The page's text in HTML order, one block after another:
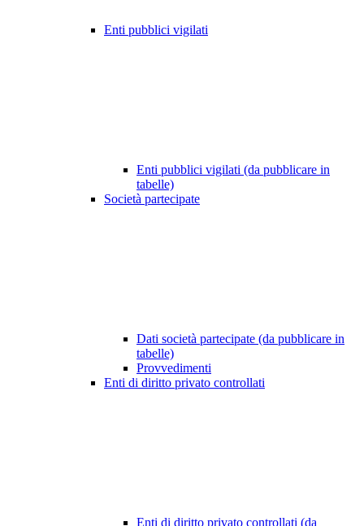
Enti pubblici vigilati
Enti pubblici vigilati (da pubblicare in
tabelle)
Società partecipate
Dati società partecipate (da pubblicare in
tabelle)
Provvedimenti
Enti di diritto privato controllati
Enti di diritto privato controllati (da